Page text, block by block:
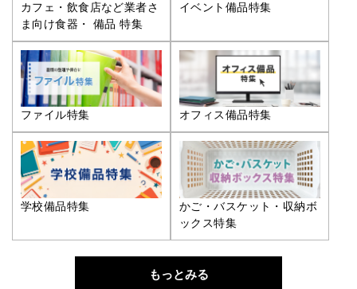
カフェ・飲食店など業者さ
ま向け食器・ 備品 特集
イベント備品特集
ファイル特集 オフィス備品特集
学校備品特集
かご・バスケット・収納ボ
ックス特集
もっとみる